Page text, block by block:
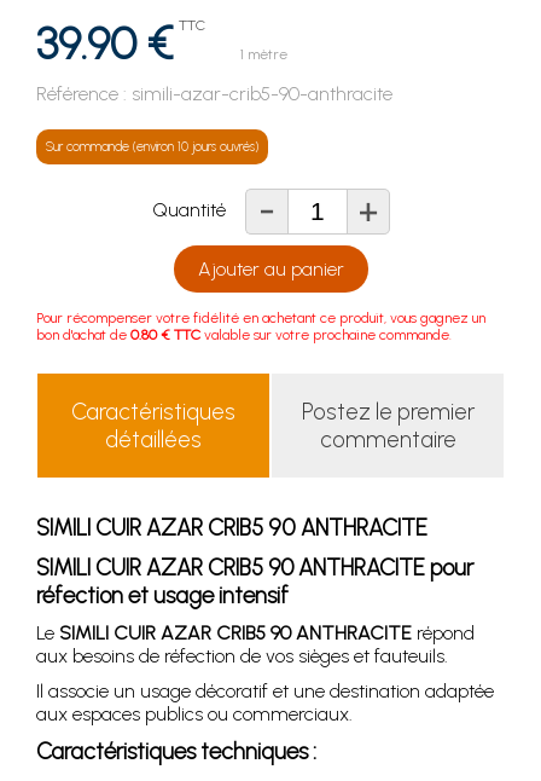
39.90 € TTC
1 mètre
Référence : simili-azar-crib5-90-anthracite
Sur commande (environ 10 jours ouvrés)
Quantité - +
Ajouter au panier
Pour récompenser votre fidélité en achetant ce produit, vous gagnez un
bon d'achat de 0.80 € TTC valable sur votre prochaine commande.
Caractéristiques
détaillées
Postez le premier
commentaire
SIMILI CUIR AZAR CRIB5 90 ANTHRACITE
SIMILI CUIR AZAR CRIB5 90 ANTHRACITE pour
réfection et usage intensif
Le SIMILI CUIR AZAR CRIB5 90 ANTHRACITE répond
aux besoins de réfection de vos sièges et fauteuils.
Il associe un usage décoratif et une destination adaptée
aux espaces publics ou commerciaux.
Caractéristiques techniques :